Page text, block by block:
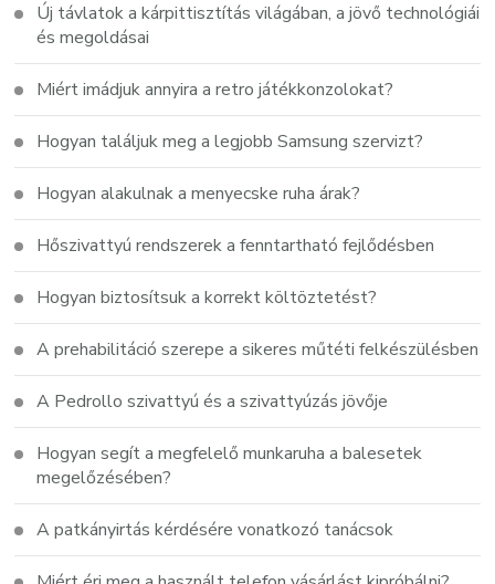
Új távlatok a kárpittisztítás világában, a jövő technológiái
és megoldásai
Miért imádjuk annyira a retro játékkonzolokat?
Hogyan találjuk meg a legjobb Samsung szervizt?
Hogyan alakulnak a menyecske ruha árak?
Hőszivattyú rendszerek a fenntartható fejlődésben
Hogyan biztosítsuk a korrekt költöztetést?
A prehabilitáció szerepe a sikeres műtéti felkészülésben
A Pedrollo szivattyú és a szivattyúzás jövője
Hogyan segít a megfelelő munkaruha a balesetek
megelőzésében?
A patkányirtás kérdésére vonatkozó tanácsok